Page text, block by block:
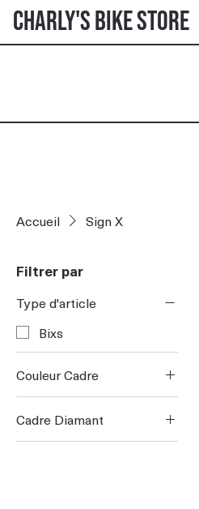
Charly's Bike Store
Accueil Sign X
Filtrer par
Type d'article
Bixs
Couleur Cadre
Cadre Diamant